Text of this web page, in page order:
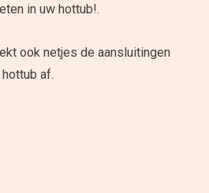
in uw hottub!.
ook netjes de aansluitingen
af.